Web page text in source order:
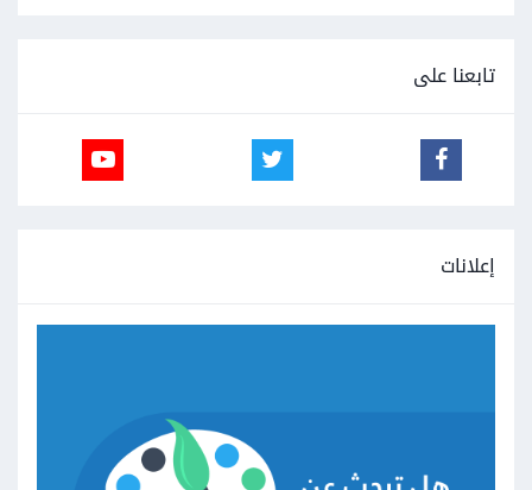
تابعنا على
إعلانات